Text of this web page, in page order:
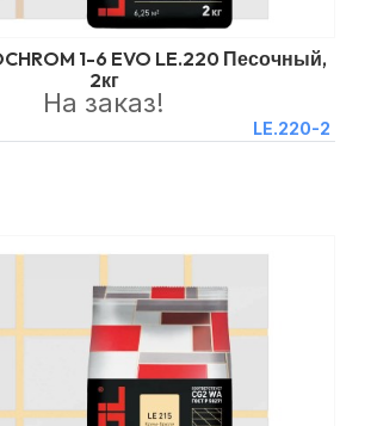
1-6 EVO LE.220 Песочный,
2кг
LE.220-2
На заказ!